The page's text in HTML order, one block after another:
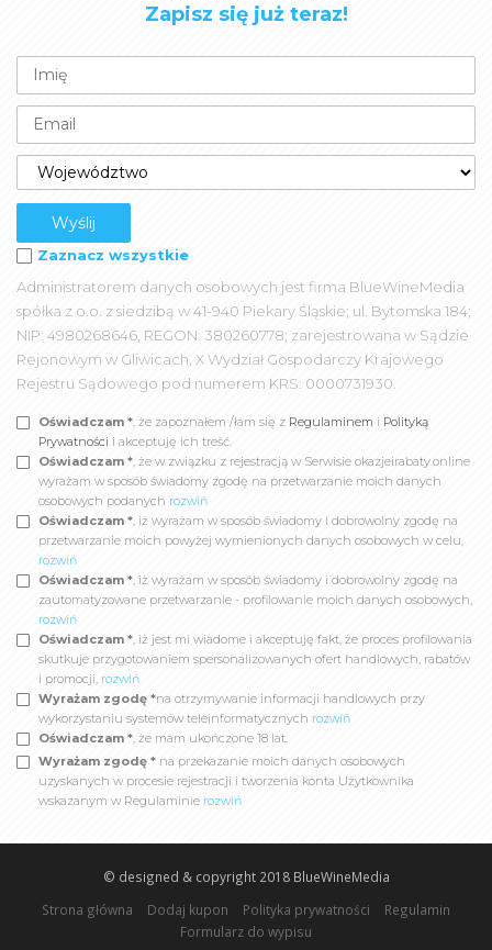
Zapisz się już teraz!
Zaznacz wszystkie
Administratorem danych osobowych jest firma BlueWineMedia
spółka z o.o. z siedzibą w 41-940 Piekary Śląskie; ul. Bytomska 184;
NIP: 4980268646, REGON: 380260778; zarejestrowana w Sądzie
Rejonowym w Gliwicach, X Wydział Gospodarczy Krajowego
Rejestru Sądowego pod numerem KRS: 0000731930.
Oświadczam *, że zapoznałem /łam się z Regulaminem i Polityką
Prywatności i akceptuję ich treść.
Oświadczam *, że w związku z rejestracją w Serwisie okazjeirabaty.online
wyrażam w sposób świadomy zgodę na przetwarzanie moich danych
osobowych podanych rozwiń
Oświadczam *, iż wyrażam w sposób świadomy i dobrowolny zgodę na
przetwarzanie moich powyżej wymienionych danych osobowych w celu,
rozwiń
Oświadczam *, iż wyrażam w sposób świadomy i dobrowolny zgodę na
zautomatyzowane przetwarzanie - profilowanie moich danych osobowych,
rozwiń
Oświadczam *, iż jest mi wiadome i akceptuję fakt, że proces profilowania
skutkuje przygotowaniem spersonalizowanych ofert handlowych, rabatów
i promocji, rozwiń
Wyrażam zgodę *na otrzymywanie informacji handlowych przy
wykorzystaniu systemów teleinformatycznych rozwiń
Oświadczam *, że mam ukończone 18 lat.
Wyrażam zgodę * na przekazanie moich danych osobowych
uzyskanych w procesie rejestracji i tworzenia konta Użytkownika
wskazanym w Regulaminie rozwiń
© designed & copyright 2018 BlueWineMedia
Strona główna
Dodaj kupon Polityka prywatności
Regulamin
Formularz do wypisu